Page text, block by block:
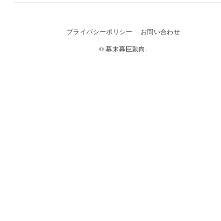
プライバシーポリシー
お問い合わせ
© 幕末幕臣動向.